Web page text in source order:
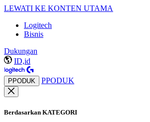
LEWATI KE KONTEN UTAMA
Logitech
Bisnis
Dukungan
ID,id
PPODUK PPODUK
Berdasarkan KATEGORI